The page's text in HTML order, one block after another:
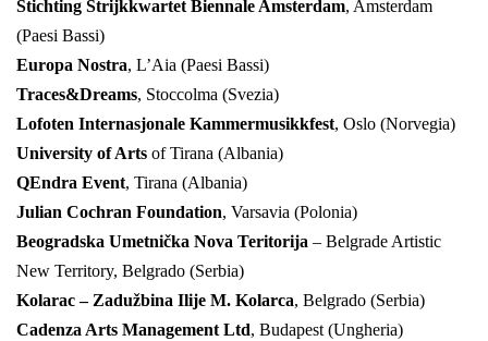
Stichting Strijkkwartet Biennale Amsterdam, Amsterdam
(Paesi Bassi)
Europa Nostra, L’Aia (Paesi Bassi)
Traces&Dreams, Stoccolma (Svezia)
Lofoten Internasjonale Kammermusikkfest, Oslo (Norvegia)
University of Arts of Tirana (Albania)
QEndra Event, Tirana (Albania)
Julian Cochran Foundation, Varsavia (Polonia)
Beogradska Umetnička Nova Teritorija – Belgrade Artistic
New Territory, Belgrado (Serbia)
Kolarac – Zadužbina Ilije M. Kolarca, Belgrado (Serbia)
Cadenza Arts Management Ltd, Budapest (Ungheria)